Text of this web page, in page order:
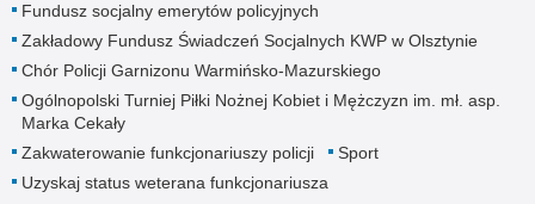
Fundusz socjalny emerytów policyjnych
Zakładowy Fundusz Świadczeń Socjalnych KWP w Olsztynie
Chór Policji Garnizonu Warmińsko-Mazurskiego
Ogólnopolski Turniej Piłki Nożnej Kobiet i Mężczyzn im. mł. asp.
Marka Cekały
Zakwaterowanie funkcjonariuszy policji
Sport
Uzyskaj status weterana funkcjonariusza